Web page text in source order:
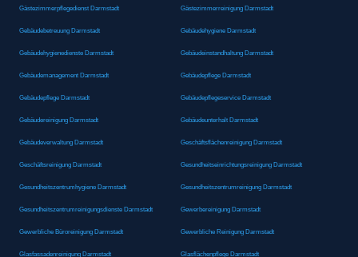
Gästezimmerpflegedienst Darmstadt Gästezimmerreinigung Darmstadt
Gebäudebetreuung Darmstadt Gebäudehygiene Darmstadt
Gebäudehygienedienste Darmstadt Gebäudeinstandhaltung Darmstadt
Gebäudemanagement Darmstadt Gebäudepflege Darmstadt
Gebäudepflege Darmstadt Gebäudepflegeservice Darmstadt
Gebäudereinigung Darmstadt Gebäudeunterhalt Darmstadt
Gebäudeverwaltung Darmstadt Geschäftsflächenreinigung Darmstadt
Geschäftsreinigung Darmstadt Gesundheitseinrichtungsreinigung Darmstadt
Gesundheitszentrumhygiene Darmstadt Gesundheitszentrumreinigung Darmstadt
Gesundheitszentrumreinigungsdienste Darmstadt Gewerbereinigung Darmstadt
Gewerbliche Büroreinigung Darmstadt Gewerbliche Reinigung Darmstadt
Glasfassadenreinigung Darmstadt Glasflächenpflege Darmstadt